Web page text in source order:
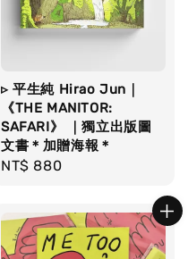
▹ 平生純 Hirao Jun｜
《THE MANITOR:
SAFARI》 ｜獨立出版圖
文書＊加贈海報＊
Regular
NT$ 880